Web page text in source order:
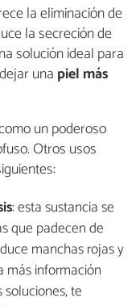
la eliminación de
la secreción de
solución ideal para
una piel más
un poderoso
Otros usos
: esta sustancia se
que padecen de
manchas rojas y
más información
te